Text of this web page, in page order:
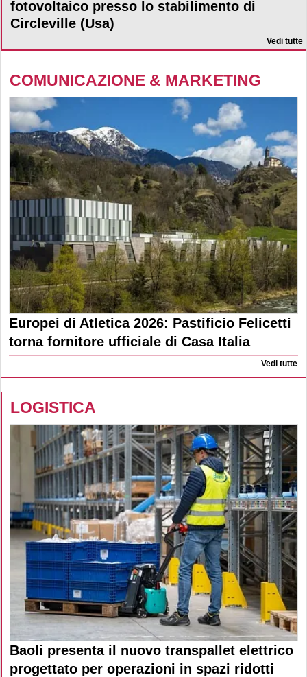
fotovoltaico presso lo stabilimento di
Circleville (Usa)
Vedi tutte
COMUNICAZIONE & MARKETING
Europei di Atletica 2026: Pastificio Felicetti
torna fornitore ufficiale di Casa Italia
Vedi tutte
LOGISTICA
Baoli presenta il nuovo transpallet elettrico
progettato per operazioni in spazi ridotti